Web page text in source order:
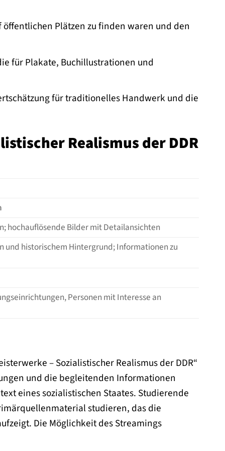
Plätzen zu finden waren und den
für Plakate, Buchillustrationen und
für traditionelles Handwerk und die
Realismus der DDR
hochauflösende Bilder mit Detailansichten
und historischem Hintergrund; Informationen zu
Personen mit Interesse an
– Sozialistischer Realismus der DDR“
und die begleitenden Informationen
eines sozialistischen Staates. Studierende
studieren, das die
Die Möglichkeit des Streamings